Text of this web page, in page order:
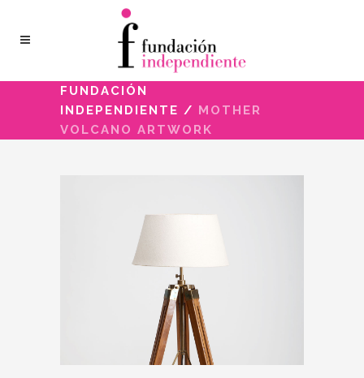
FUNDACIÓN
INDEPENDIENTE / MOTHER
VOLCANO ARTWORK